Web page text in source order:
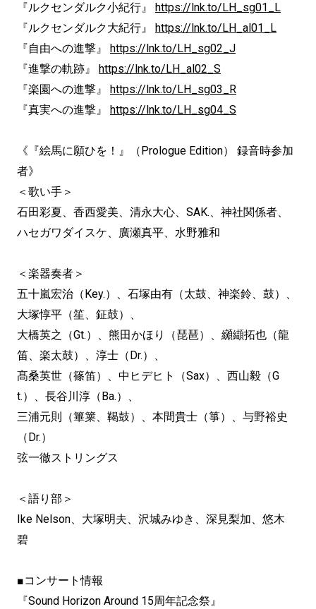
『ルクセンダルク小紀行』
https://lnk.to/LH_sg01_L
『ルクセンダルク大紀行』
https://lnk.to/LH_al01_L
『自由への進撃』
https://lnk.to/LH_sg02_J
『進撃の軌跡』
https://lnk.to/LH_al02_S
『楽園への進撃』
https://lnk.to/LH_sg03_R
『真実への進撃』
https://lnk.to/LH_sg04_S
《『絵馬に願ひを！』（Prologue Edition） 録音時参加
者》
＜歌い手＞
石田彩夏、香西愛美、清永大心、SAK.、神社関係者、
ハセガワダイスケ、廣瀬真平、水野雅和
＜楽器奏者＞
五十嵐宏治（Key.）、石塚由有（太鼓、神楽鈴、鼓）、
大塚惇平（笙、鉦鼓）、
大橋英之（Gt.）、熊田かほり（琵琶）、纐纈拓也（龍
笛、楽太鼓）、淳士（Dr.）、
髙桑英世（篠笛）、中ヒデヒト（Sax）、西山毅（G
t.）、長谷川淳（Ba.）、
三浦元則（篳篥、鞨鼓）、本間貴士（箏）、与野裕史
（Dr.）
弦一徹ストリングス
＜語り部＞
Ike Nelson、大塚明夫、沢城みゆき、深見梨加、悠木
碧
■コンサート情報
『Sound Horizon Around 15周年記念祭』